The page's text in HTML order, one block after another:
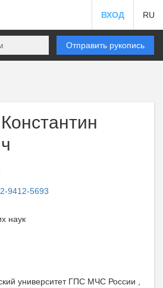
ВХОД RU
Отправить рукопись
9412-5693
наук
университет ГПС МЧС России ,